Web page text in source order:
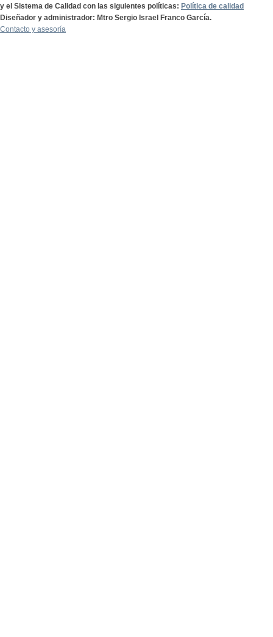
y el Sistema de Calidad con las siguientes políticas: Política de calidad
Diseñador y administrador: Mtro Sergio Israel Franco García.
Contacto y asesoría